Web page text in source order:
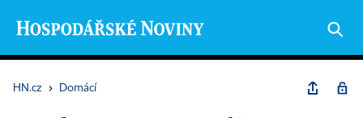
HN.cz › Domácí